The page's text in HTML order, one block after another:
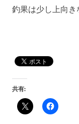
釣果は少し上向き
共有: